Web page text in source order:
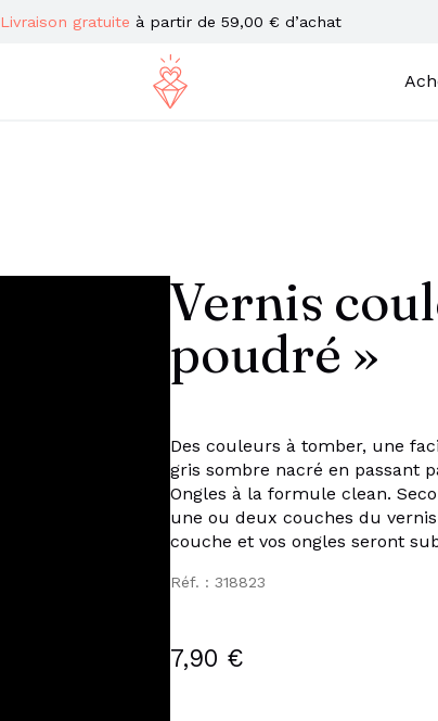
Livraison gratuite à partir de 59,00 € d’achat
Vernis
poudré »
Des couleurs à tomber, une
gris sombre nacré en passant
Ongles à la formule clean.
une ou deux couches du
couche et vos ongles seront
Réf. : 318823
7,90 €